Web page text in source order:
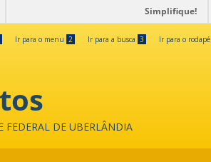
Simplifique!
Ir para o menu 2 Ir para a busca 3 Ir para o rodapé
FEDERAL DE UBERLÂNDIA